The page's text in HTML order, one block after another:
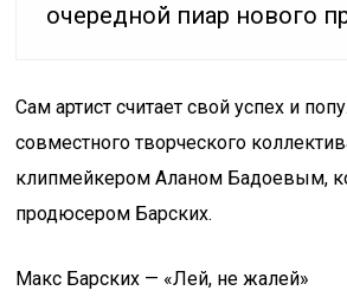
очередной пиар нового
Сам артист считает свой успех и
совместного творческого
клипмейкером Аланом Бадоевым,
продюсером Барских.
Макс Барских — «Лей, не жалей»